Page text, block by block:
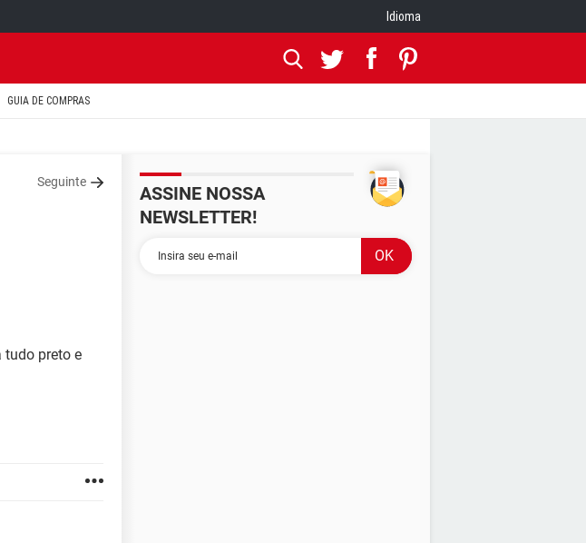
Idioma
GUIA DE COMPRAS
Seguinte
tudo preto e
ASSINE NOSSA
NEWSLETTER!